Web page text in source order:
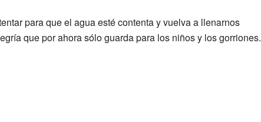
para que el agua esté contenta y vuelva a llenarnos
que por ahora sólo guarda para los niños y los gorriones.